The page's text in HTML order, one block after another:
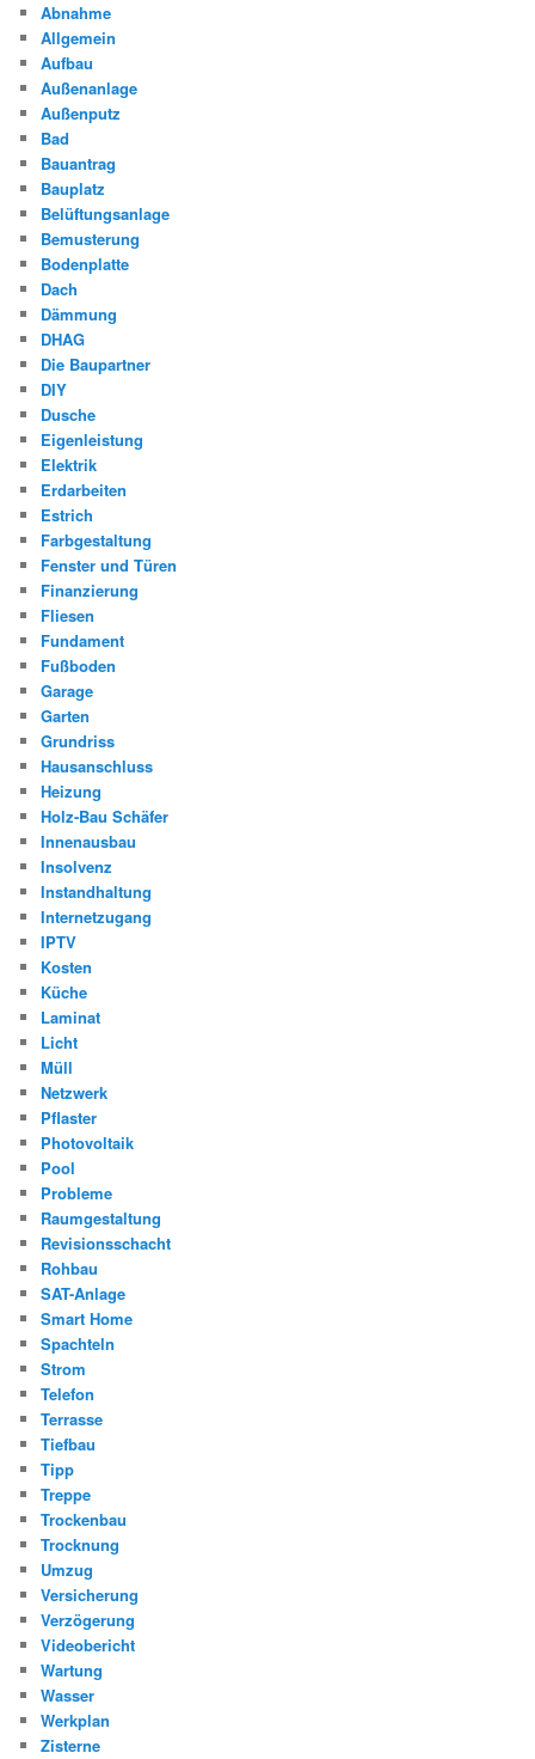
Abnahme
Allgemein
Aufbau
Außenanlage
Außenputz
Bad
Bauantrag
Bauplatz
Belüftungsanlage
Bemusterung
Bodenplatte
Dach
Dämmung
DHAG
Die Baupartner
DIY
Dusche
Eigenleistung
Elektrik
Erdarbeiten
Estrich
Farbgestaltung
Fenster und Türen
Finanzierung
Fliesen
Fundament
Fußboden
Garage
Garten
Grundriss
Hausanschluss
Heizung
Holz-Bau Schäfer
Innenausbau
Insolvenz
Instandhaltung
Internetzugang
IPTV
Kosten
Küche
Laminat
Licht
Müll
Netzwerk
Pflaster
Photovoltaik
Pool
Probleme
Raumgestaltung
Revisionsschacht
Rohbau
SAT-Anlage
Smart Home
Spachteln
Strom
Telefon
Terrasse
Tiefbau
Tipp
Treppe
Trockenbau
Trocknung
Umzug
Versicherung
Verzögerung
Videobericht
Wartung
Wasser
Werkplan
Zisterne